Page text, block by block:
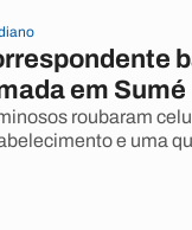
em Sumé
roubaram
e uma